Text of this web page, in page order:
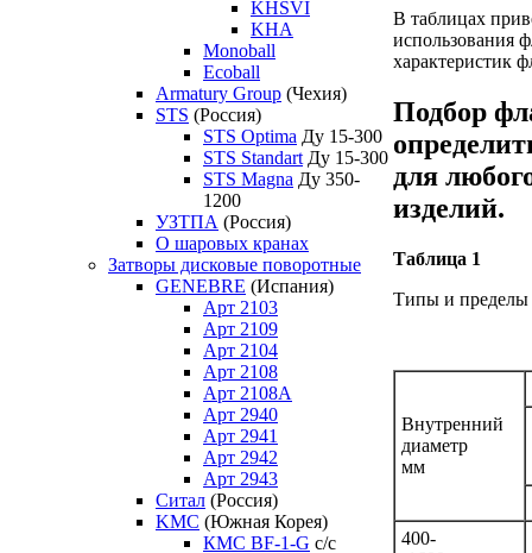
KHSVI
KHA
Monoball
Ecoball
Armatury Group (Чехия)
STS (Россия)
STS Optima Ду 15-300
STS Standart Ду 15-300
STS Magna Ду 350-
1200
УЗТПА (Россия)
О шаровых кранах
Затворы дисковые поворотные
GENEBRE (Испания)
Арт 2103
Арт 2109
Арт 2104
Арт 2108
Арт 2108A
Арт 2940
Арт 2941
Арт 2942
Арт 2943
Ситал (Россия)
KMC (Южная Корея)
КМС BF-1-G с/с
В таблицах
использования
характеристик
Подбор
для
изделий.
Таблица 1
Типы и пределы
Внутренний
диаметр
мм
400-